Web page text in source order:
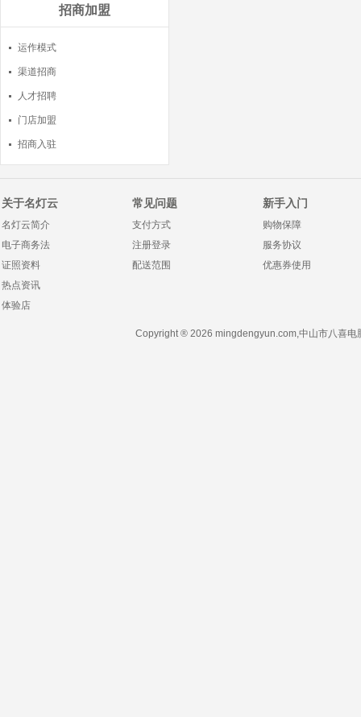
招商加盟
运作模式
渠道招商
人才招聘
门店加盟
招商入驻
关于名灯云
名灯云简介
电子商务法
证照资料
热点资讯
体验店
常见问题
支付方式
注册登录
配送范围
新手入门
购物保障
服务协议
优惠券使用
Copyright ® 2026 mingdengyun.com,中山市八喜